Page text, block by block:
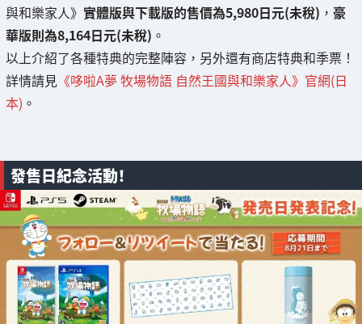
與和樂家人》 實體版與下載版的售價為5,980日元(未稅) ， 豪
華版則為8,164日元(未稅) 。
以上介紹了各種特典的完整陣容，另外還有商店特典和季票！
詳情請見 《哆啦A夢 牧場物語 自然王國與和樂家人》官網(日
本) 。
發售日紀念活動！